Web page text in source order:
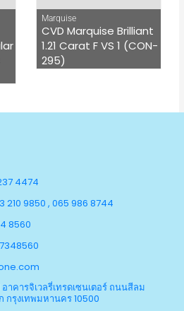
Marquise
CVD Marquise Brilliant
1.21 Carat F VS 1 (CON-
295)
4474
210 9850 , 065 986 8744
8560
าคารจิเวลรี่เทรดเซนเตอร์ ถนนสีลม
กรุงเทพมหานคร 10500